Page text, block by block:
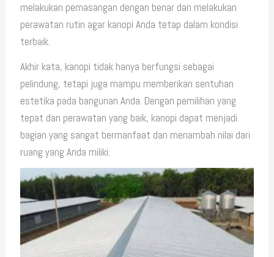
melakukan pemasangan dengan benar dan melakukan
perawatan rutin agar kanopi Anda tetap dalam kondisi
terbaik.
Akhir kata, kanopi tidak hanya berfungsi sebagai
pelindung, tetapi juga mampu memberikan sentuhan
estetika pada bangunan Anda. Dengan pemilihan yang
tepat dan perawatan yang baik, kanopi dapat menjadi
bagian yang sangat bermanfaat dan menambah nilai dari
ruang yang Anda miliki.